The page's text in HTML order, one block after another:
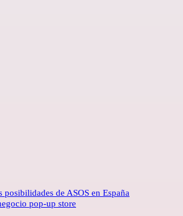
posibilidades de ASOS en España
pop-up store